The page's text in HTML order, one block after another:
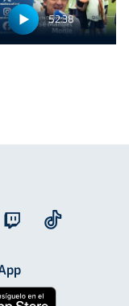
52:38